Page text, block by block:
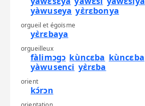
yàwuseya yɛ̀rɛbonya
orgueil et égoïsme
yɛ̀rɛbaya
orgueilleux
fàlimɔgɔ kùncɛba kùncɛba
yàwusenci yɛ̀rɛba
orient
kɔ́rɔn